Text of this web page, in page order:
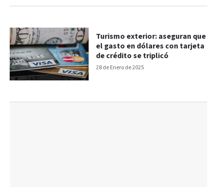
28 de Enero de 2025
Turismo exterior: aseguran que
el gasto en dólares con tarjeta
de crédito se triplicó